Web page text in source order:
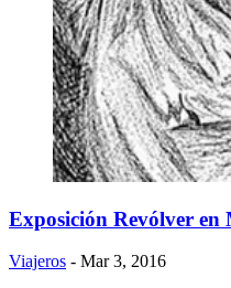
Exposición Revólver en
Viajeros - Mar 3, 2016